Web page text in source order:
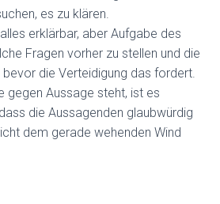
es zu klären.
erklärbar, aber Aufgabe des
Fragen vorher zu stellen und die
bevor die Verteidigung das fordert.
gegen Aussage steht, ist es
die Aussagenden glaubwürdig
dem gerade wehenden Wind